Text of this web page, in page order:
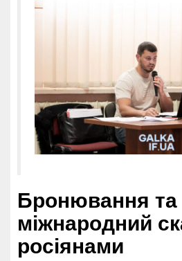
Бронювання та
міжнародний
росіянами